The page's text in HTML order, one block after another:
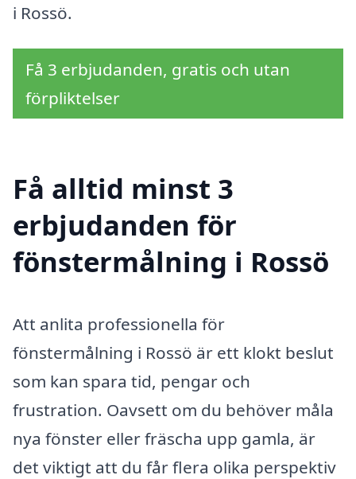
i Rossö.
Få 3 erbjudanden, gratis och utan
förpliktelser
Få alltid minst 3
erbjudanden för
fönstermålning i Rossö
Att anlita professionella för
fönstermålning i Rossö är ett klokt beslut
som kan spara tid, pengar och
frustration. Oavsett om du behöver måla
nya fönster eller fräscha upp gamla, är
det viktigt att du får flera olika perspektiv